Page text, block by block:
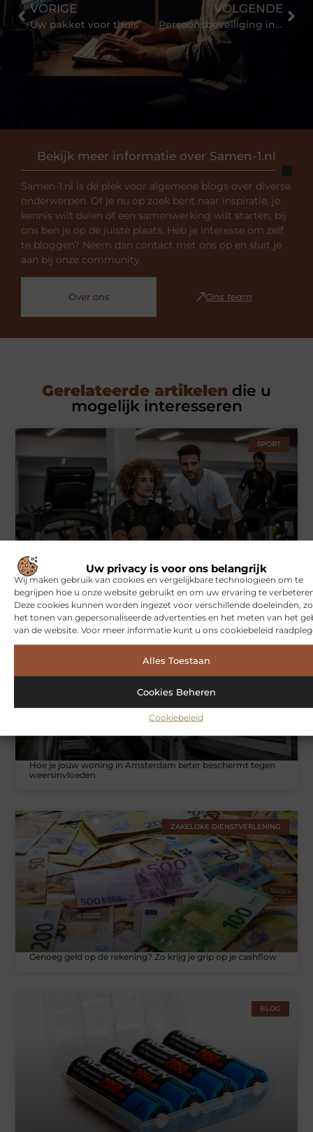
Uw privacy is voor ons belangrijk
Wij maken gebruik van cookies en vergelijkbare technologieën om te
begrijpen hoe u onze website gebruikt en om uw ervaring te
Deze cookies kunnen worden ingezet voor verschillende doeleinden,
het tonen van gepersonaliseerde advertenties en het meten van het
van de website. Voor meer informatie kunt u ons cookiebeleid
Alles Toestaan
Cookies Beheren
Cookiebeleid
Bekijk meer informatie over Samen-1.nl
Samen-1.nl is dé plek voor algemene blogs over diverse
onderwerpen. Of je nu op zoek bent naar inspiratie, je
kennis wilt delen of een samenwerking wilt starten, bij
ons ben je op de juiste plaats. Heb je interesse om zelf
te bloggen? Neem dan contact met ons op en sluit je
aan bij onze community.
Over ons Ons team
VORIGE
Uw pakket voor thuis
VOLGENDE
Persoonsbeveiliging inhuren
Gerelateerde artikelen die u
mogelijk interesseren
SPORT
Symbiont360: Innovatieve EMS-training in Utrecht voor een
effectieve workout
WONINGEN
Hoe je jouw woning in Amsterdam beter beschermt tegen
weersinvloeden
ZAKELIJKE DIENSTVERLENING
Genoeg geld op de rekening? Zo krijg je grip op je cashflow
BLOG